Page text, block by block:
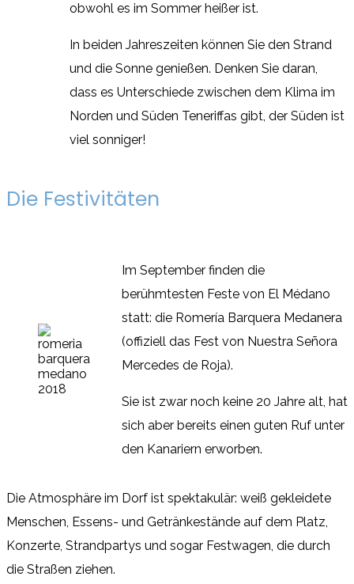
obwohl es im Sommer heißer ist.
In beiden Jahreszeiten können Sie den Strand
und die Sonne genießen. Denken Sie daran,
dass es Unterschiede zwischen dem Klima im
Norden und Süden Teneriffas gibt, der Süden ist
viel sonniger!
Die Festivitäten
Im September finden die
berühmtesten Feste von El Médano
statt: die Romería Barquera Medanera
(offiziell das Fest von Nuestra Señora
Mercedes de Roja).
Sie ist zwar noch keine 20 Jahre alt, hat
sich aber bereits einen guten Ruf unter
den Kanariern erworben.
Die Atmosphäre im Dorf ist spektakulär: weiß gekleidete
Menschen, Essens- und Getränkestände auf dem Platz,
Konzerte, Strandpartys und sogar Festwagen, die durch
die Straßen ziehen.